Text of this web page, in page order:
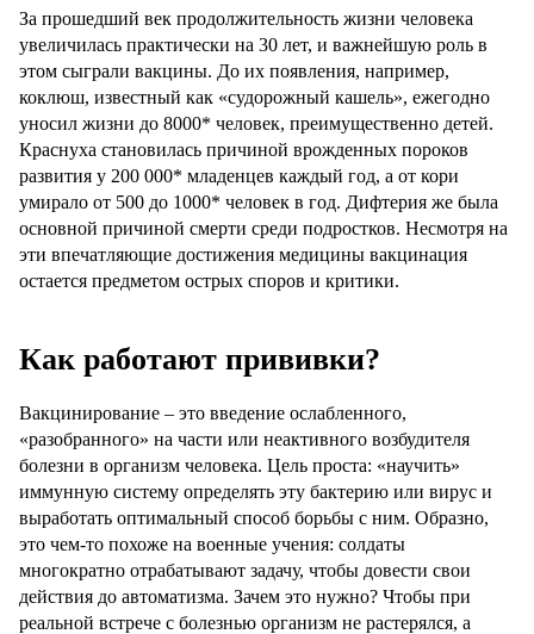
За прошедший век продолжительность жизни человека
увеличилась практически на 30 лет, и важнейшую роль в
этом сыграли вакцины. До их появления, например,
коклюш, известный как «судорожный кашель», ежегодно
уносил жизни до 8000* человек, преимущественно детей.
Краснуха становилась причиной врожденных пороков
развития у 200 000* младенцев каждый год, а от кори
умирало от 500 до 1000* человек в год. Дифтерия же была
основной причиной смерти среди подростков. Несмотря на
эти впечатляющие достижения медицины вакцинация
остается предметом острых споров и критики.
Как работают прививки?
Вакцинирование – это введение ослабленного,
«разобранного» на части или неактивного возбудителя
болезни в организм человека. Цель проста: «научить»
иммунную систему определять эту бактерию или вирус и
выработать оптимальный способ борьбы с ним. Образно,
это чем-то похоже на военные учения: солдаты
многократно отрабатывают задачу, чтобы довести свои
действия до автоматизма. Зачем это нужно? Чтобы при
реальной встрече с болезнью организм не растерялся, а